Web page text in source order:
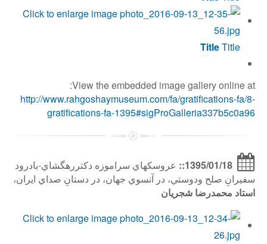
TitleTitle
View the embedded image gallery online at:
http://www.rahgoshaymuseum.com/fa/gratifications-fa/8-
gratifications-fa-1395#sigProGalleria337b5c0a96
1395/01/18::
عروسكهاي سراموزه دكتررهگشاي-بادرود
سفيرانِ صلح ودوستي، در آنسوي جهان، در دستانِ صداي ايران،
استاد محمدرضا شجريان